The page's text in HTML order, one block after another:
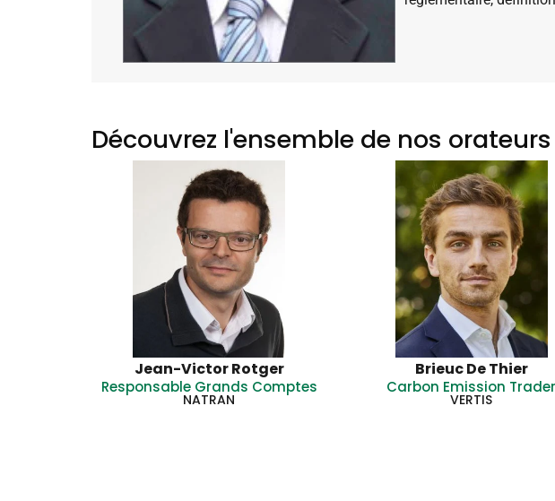
Découvrez l'ensemble de nos orateurs
Jean-Victor Rotger
Responsable Grands Comptes
NATRAN
Brieuc De Thier
Carbon Emission Trader
VERTIS